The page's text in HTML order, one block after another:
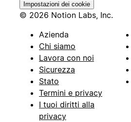
Impostazioni dei cookie
© 2026 Notion Labs, Inc.
Azienda
Chi siamo
Lavora con noi
Sicurezza
Stato
Termini e privacy
I tuoi diritti alla
privacy